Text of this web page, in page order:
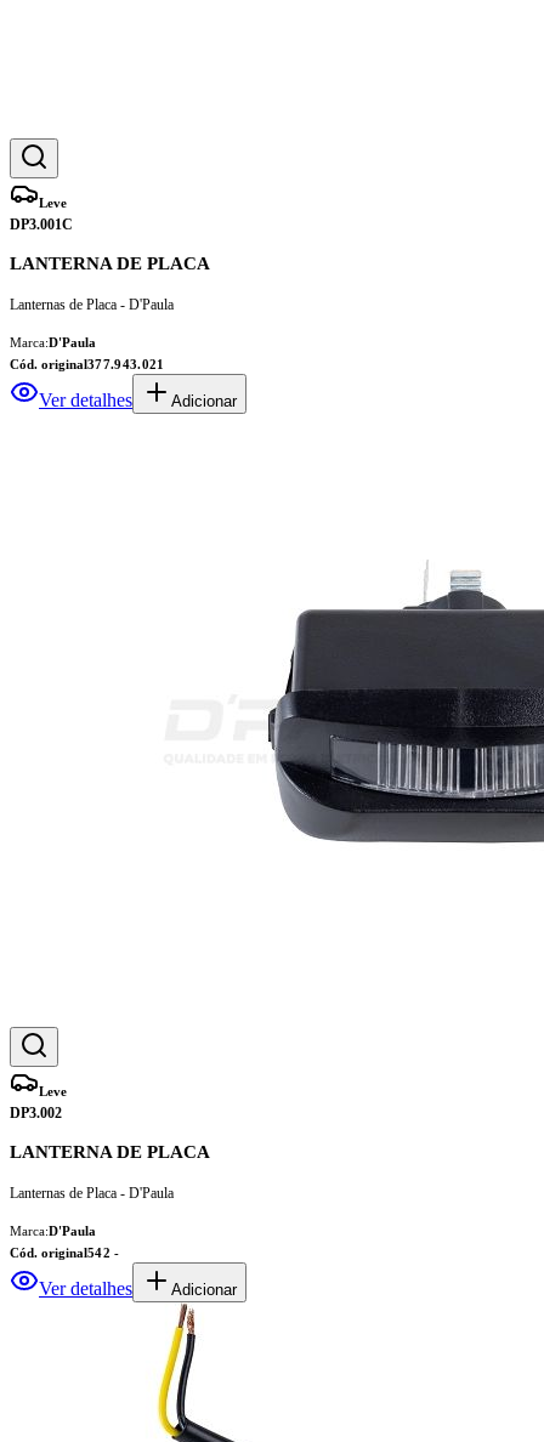
Leve
DP3.001C
LANTERNA DE PLACA
Lanternas de Placa - D'Paula
Marca:D'Paula
Cód. original377.943.021
Ver detalhes Adicionar
Leve
DP3.002
LANTERNA DE PLACA
Lanternas de Placa - D'Paula
Marca:D'Paula
Cód. original542 -
Ver detalhes Adicionar